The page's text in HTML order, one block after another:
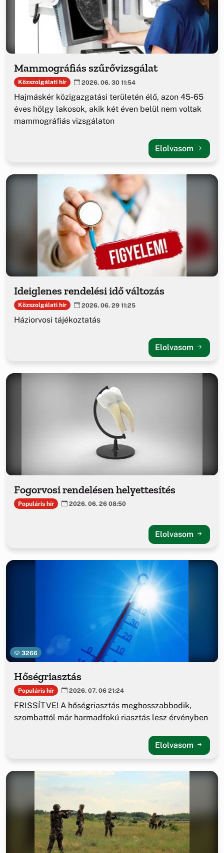
Mammográfiás szűrővizsgálat
Közszolgálati hír 2026. 06. 30 11:54
Hajmáskér közigazgatási területén élő, azon 45-65
éves hölgy lakosok, akik két éven belül nem voltak
mammográfiás vizsgálaton
Elolvasom
Ideiglenes rendelési idő változás
Közszolgálati hír 2026. 06. 29 11:25
Háziorvosi tájékoztatás
Elolvasom
Fogorvosi rendelésen helyettesítés
Populáris hír 2026. 06. 26 08:50
Elolvasom
3266
Hőségriasztás
Populáris hír 2026. 07. 06 21:24
FRISSÍTVE! A hőségriasztás meghosszabbodik,
szombattól már harmadfokú riasztás lesz érvényben
Elolvasom